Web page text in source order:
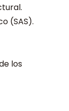
(SAS).
los